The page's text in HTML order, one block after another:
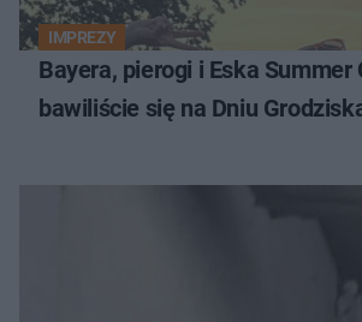
IMPREZY
Bayera, pierogi i Eska Summer
bawiliście się na Dniu